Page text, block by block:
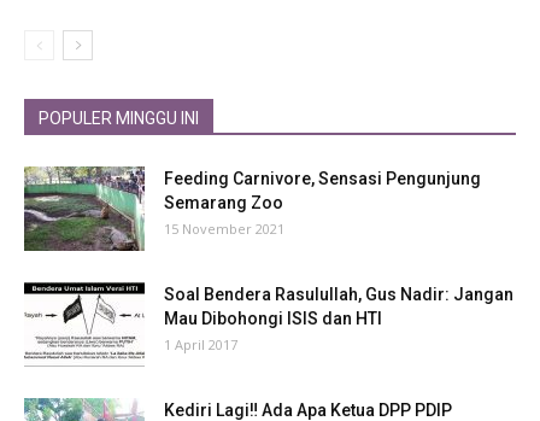
POPULER MINGGU INI
Feeding Carnivore, Sensasi Pengunjung
Semarang Zoo
15 November 2021
Soal Bendera Rasulullah, Gus Nadir: Jangan
Mau Dibohongi ISIS dan HTI
1 April 2017
Kediri Lagi‼ Ada Apa Ketua DPP PDIP